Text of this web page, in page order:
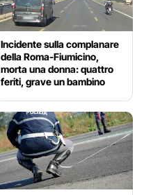
Incidente sulla complanare
della Roma-Fiumicino,
morta una donna: quattro
feriti, grave un bambino